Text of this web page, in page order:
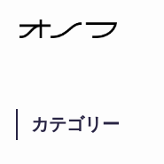
カテゴリー